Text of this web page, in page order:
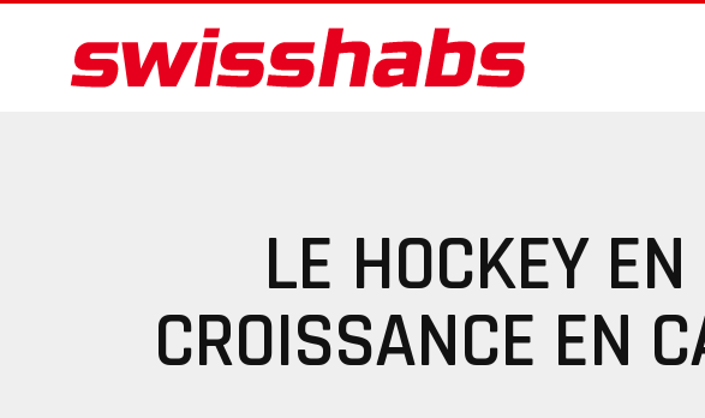
LE HOCKEY EN
CROISSANCE EN